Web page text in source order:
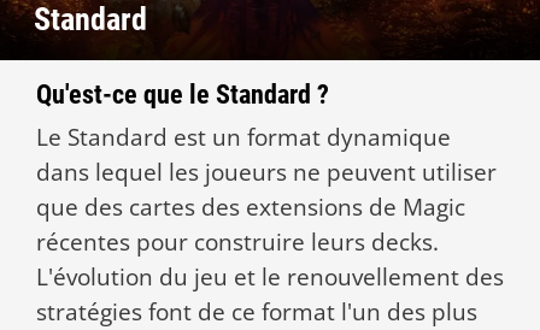
Standard
Qu'est-ce que le Standard ?
Le Standard est un format dynamique
dans lequel les joueurs ne peuvent utiliser
que des cartes des extensions de Magic
récentes pour construire leurs decks.
L'évolution du jeu et le renouvellement des
stratégies font de ce format l'un des plus